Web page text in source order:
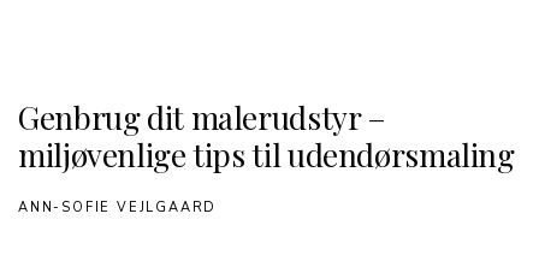
Genbrug dit malerudstyr –
miljøvenlige tips til udendørsmaling
ANN-SOFIE VEJLGAARD